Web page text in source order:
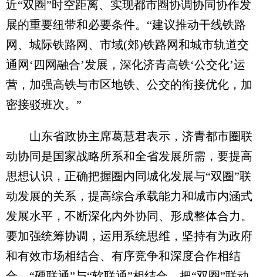
近“双圈”时空距离、实现都市圈协调协同协作发
展的重要纽带和必要条件。“建议推动干线铁路
网、城际铁路网、市域(郊)铁路网和城市轨道交
通网‘四网融合’发展，深化济青高铁‘公交化’运
营，加强高铁与市区地铁、公交的衔接优化，加
密接驳班次。”
山东省政协主席葛慧君表示，济青都市圈联
动协同是国家战略所系和全省发展所需，要提高
思想认识，正确把握圈内同城化发展与“双圈”联
动发展的关系，提高综合承载能力和城市内涵式
发展水平，不断深化内外协同、形成整体合力。
要加强统筹协调，运用系统思维，坚持有为政府
和有效市场相结合、有序竞争和深度合作相结